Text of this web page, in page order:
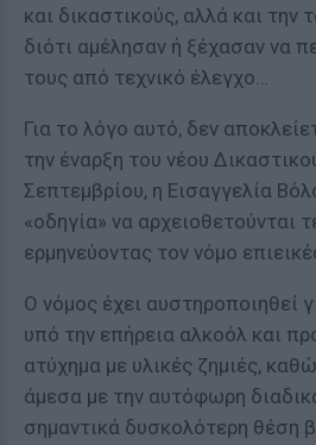
και δικαστικούς, αλλά και την
διότι αμέλησαν ή ξέχασαν να
τους από τεχνικό έλεγχο…
Για το λόγο αυτό, δεν
την έναρξη του νέου
Σεπτεμβρίου, η Εισαγγελία
«οδηγία» να αρχειοθετούνται
ερμηνεύοντας τον νόμο
Ο νόμος έχει αυστηροποιηθεί
υπό την επήρεια αλκοόλ και
ατύχημα με υλικές ζημιές,
άμεσα με την αυτόφωρη
σημαντικά δυσκολότερη θέση